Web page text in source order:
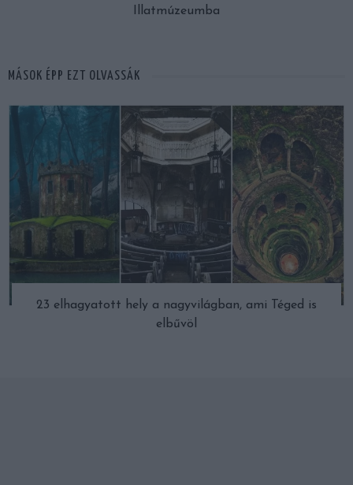
Illatmúzeumba
MÁSOK ÉPP EZT OLVASSÁK
23 elhagyatott hely a nagyvilágban, ami Téged is
elbűvöl